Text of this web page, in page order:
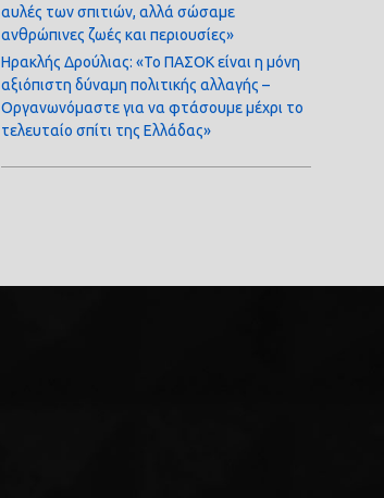
αυλές των σπιτιών, αλλά σώσαμε
ανθρώπινες ζωές και περιουσίες»
Ηρακλής Δρούλιας: «Το ΠΑΣΟΚ είναι η μόνη
αξιόπιστη δύναμη πολιτικής αλλαγής –
Οργανωνόμαστε για να φτάσουμε μέχρι το
τελευταίο σπίτι της Ελλάδας»